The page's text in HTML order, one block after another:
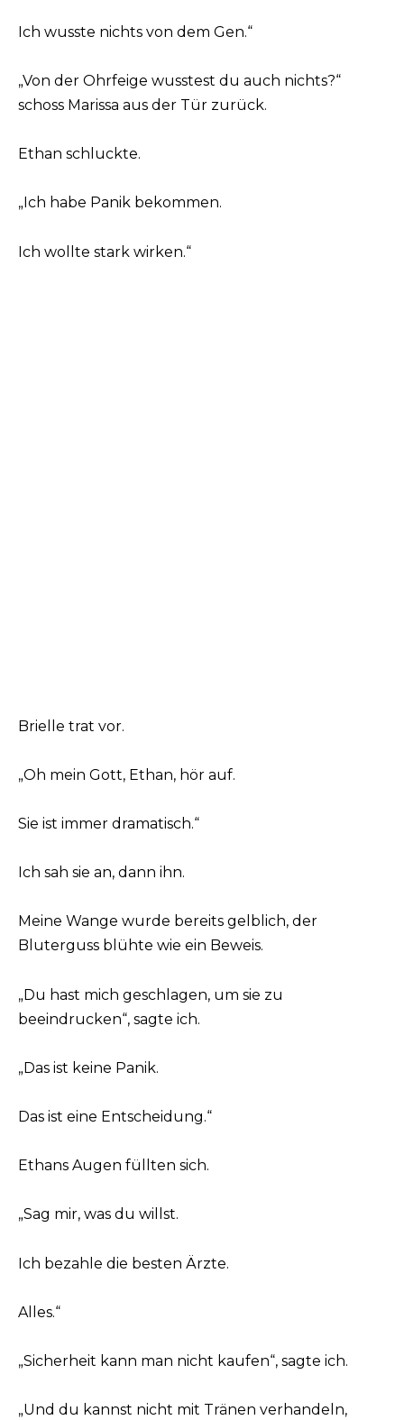
Ich wusste nichts von dem Gen.“
„Von der Ohrfeige wusstest du auch nichts?“
schoss Marissa aus der Tür zurück.
Ethan schluckte.
„Ich habe Panik bekommen.
Ich wollte stark wirken.“
Brielle trat vor.
„Oh mein Gott, Ethan, hör auf.
Sie ist immer dramatisch.“
Ich sah sie an, dann ihn.
Meine Wange wurde bereits gelblich, der
Bluterguss blühte wie ein Beweis.
„Du hast mich geschlagen, um sie zu
beeindrucken“, sagte ich.
„Das ist keine Panik.
Das ist eine Entscheidung.“
Ethans Augen füllten sich.
„Sag mir, was du willst.
Ich bezahle die besten Ärzte.
Alles.“
„Sicherheit kann man nicht kaufen“, sagte ich.
„Und du kannst nicht mit Tränen verhandeln,